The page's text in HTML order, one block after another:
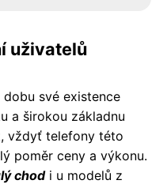
uživatelů
své existence
a širokou základnu
vždyť telefony této
poměr ceny a výkonu.
chodi u modelů z